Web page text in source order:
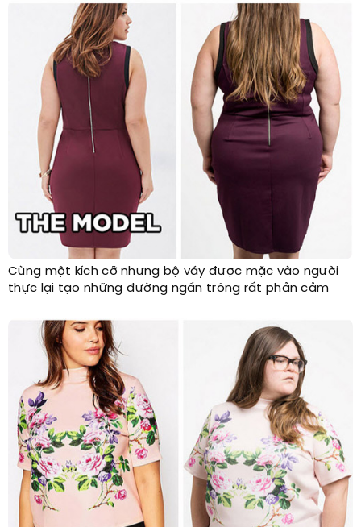
Cùng một kích cỡ nhưng bộ váy được mặc vào người
thực lại tạo những đường ngấn trông rất phản cảm